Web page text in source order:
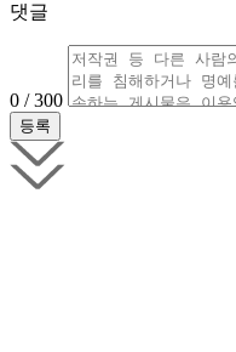
댓글
0 / 300